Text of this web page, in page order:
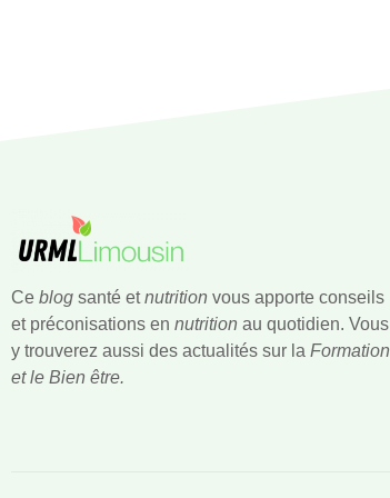
Ce blog santé etnutrition vous apporte conseils
et préconisations en nutrition au quotidien. Vous
y trouverez aussi des actualités sur la Formation
et le Bien être.